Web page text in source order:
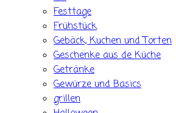
Festtage
Frühstück
Gebäck, Kuchen und Torten
Geschenke aus de Küche
Getränke
Gewürze und Basics
grillen